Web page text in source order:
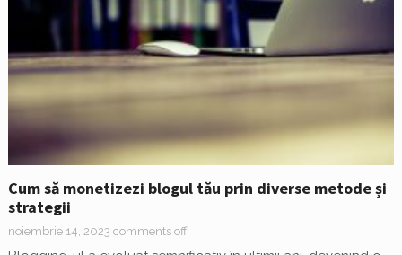
Cum să monetizezi blogul tău prin diverse metode și
strategii
noiembrie 14, 2023 comments off